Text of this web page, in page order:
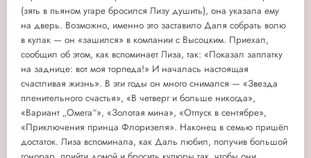
(зять в пьяном угаре бросился Лизу душить), она указала ему
на дверь. Возможно, именно это заставило Даля собрать волю
в кулак — он «зашился» в компании с Высоцким. Приехал,
сообщил об этом, как вспоминает Лиза, так: «Показал заплатку
на заднице: вот моя торпеда!» И началась настоящая
счастливая жизнь». В эти годы он много снимался — «Звезда
пленительного счастья», «В четверг и больше никогда»,
«Вариант „Омега“», «Золотая мина», «Отпуск в сентябре»,
«Приключения принца Флоризеля». Наконец в семью пришёл
достаток. Лиза вспоминала, как Даль любил, получив большой